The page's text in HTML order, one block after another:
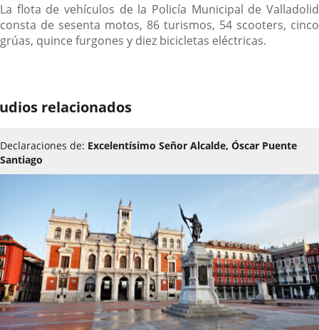
La flota de vehículos de la Policía Municipal de Valladolid
consta de sesenta motos, 86 turismos, 54 scooters, cinco
grúas, quince furgones y diez bicicletas eléctricas.
relacionados
Declaraciones de: Excelentísimo Señor Alcalde, Óscar Puente
Santiago